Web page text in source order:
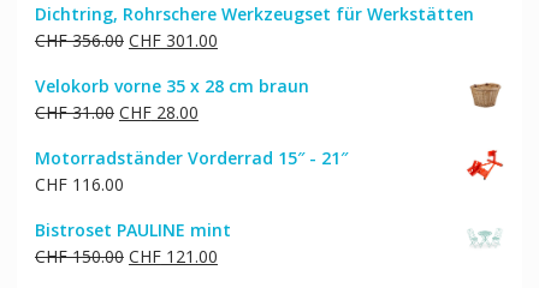
Dichtring, Rohrschere Werkzeugset für Werkstätten
CHF356.00 Ursprünglicher
war:
CHF 356.00
CHF301.00Aktueller
ist:
Velokorb vorne 35 x 28 cm braun
CHF31.00 Ursprünglicher
war:
CHF 31.00
CHF28.00Aktueller
ist:
Motorradständer Vorderrad 15″ - 21″
CHF116.00
Bistroset PAULINE mint
CHF150.00 Ursprünglicher
CHF121.00Aktueller